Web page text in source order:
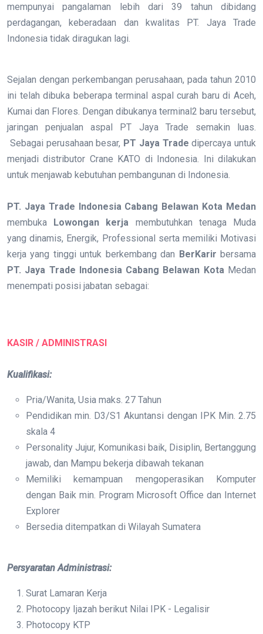
mempunyai pangalaman lebih dari 39 tahun dibidang
perdagangan, keberadaan dan kwalitas PT. Jaya Trade
Indonesia tidak diragukan lagi.
Sejalan dengan perkembangan perusahaan, pada tahun 2010
ini telah dibuka beberapa terminal aspal curah baru di Aceh,
Kumai dan Flores. Dengan dibukanya terminal2 baru tersebut,
jaringan penjualan aspal PT Jaya Trade semakin luas.
Sebagai perusahaan besar, PT Jaya Trade dipercaya untuk
menjadi distributor Crane KATO di Indonesia. Ini dilakukan
untuk menjawab kebutuhan pembangunan di Indonesia.
PT. Jaya Trade Indonesia Cabang Belawan Kota Medan
membuka Lowongan kerja membutuhkan tenaga Muda
yang dinamis, Energik, Professional serta memiliki Motivasi
kerja yang tinggi untuk berkembang dan BerKarir bersama
PT. Jaya Trade Indonesia Cabang Belawan Kota Medan
menempati posisi jabatan sebagai:
KASIR / ADMINISTRASI
Kualifikasi:
Pria/Wanita, Usia maks. 27 Tahun
Pendidikan min. D3/S1 Akuntansi dengan IPK Min. 2.75
skala 4
Personality Jujur, Komunikasi baik, Disiplin, Bertanggung
jawab, dan Mampu bekerja dibawah tekanan
Memiliki kemampuan mengoperasikan Komputer
dengan Baik min. Program Microsoft Office dan Internet
Explorer
Bersedia ditempatkan di Wilayah Sumatera
Persyaratan Administrasi:
Surat Lamaran Kerja
Photocopy Ijazah berikut Nilai IPK - Legalisir
Photocopy KTP